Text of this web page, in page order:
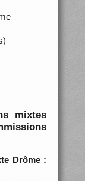
mixtes
Drôme :